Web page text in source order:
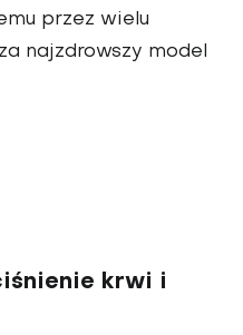
przez wielu
najzdrowszy model
krwi i